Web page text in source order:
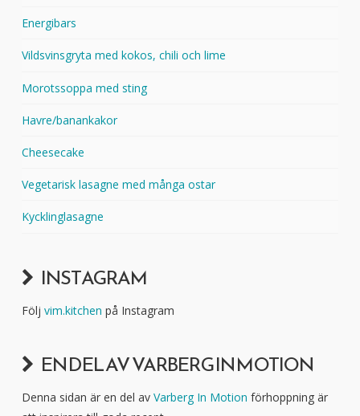
Energibars
Vildsvinsgryta med kokos, chili och lime
Morotssoppa med sting
Havre/banankakor
Cheesecake
Vegetarisk lasagne med många ostar
Kycklinglasagne
INSTAGRAM
Följ vim.kitchen på Instagram
EN DEL AV VARBERG IN MOTION
Denna sidan är en del av Varberg In Motion förhoppning är